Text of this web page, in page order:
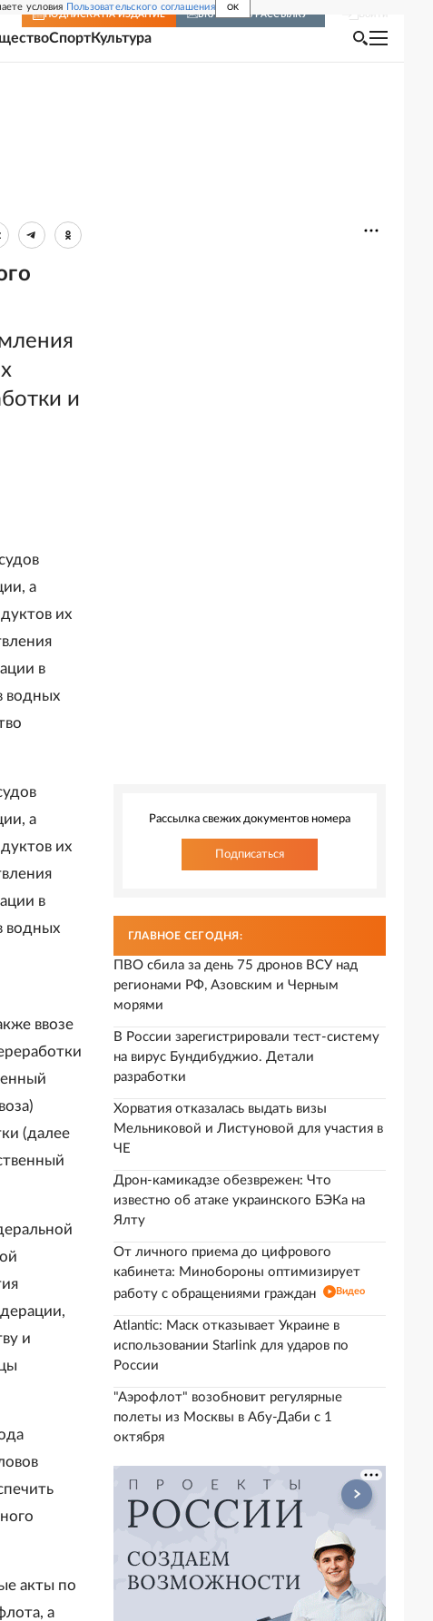
условия Пользовательского соглашения OK
ПОДПИСКА НА ИЗДАНИЕ ВКЛЮЧИТЬ РАССЫЛКУ
СпортКультура
и
а
их
в
водных
а
их
в
водных
ввозе
(далее
и
акты по
а
Рассылка свежих документов номера
Подписаться
ГЛАВНОЕ СЕГОДНЯ:
ПВО сбила за день 75 дронов ВСУ над
регионами РФ, Азовским и Черным
морями
В России зарегистрировали тест-систему
на вирус Бундибуджио. Детали
разработки
Хорватия отказалась выдать визы
Мельниковой и Листуновой для участия в
ЧЕ
Дрон-камикадзе обезврежен: Что
известно об атаке украинского БЭКа на
Ялту
От личного приема до цифрового
кабинета: Минобороны оптимизирует
работу с обращениями граждан
Видео
Atlantic: Маск отказывает Украине в
использовании Starlink для ударов по
России
"Аэрофлот" возобновит регулярные
полеты из Москвы в Абу-Даби с 1
октября